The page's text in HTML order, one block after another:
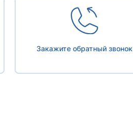
Закажите обратный звонок